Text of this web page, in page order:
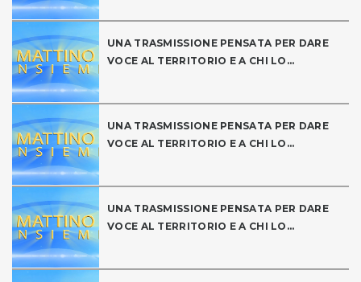
UNA TRASMISSIONE PENSATA PER DARE
VOCE AL TERRITORIO E A CHI LO...
UNA TRASMISSIONE PENSATA PER DARE
VOCE AL TERRITORIO E A CHI LO...
UNA TRASMISSIONE PENSATA PER DARE
VOCE AL TERRITORIO E A CHI LO...